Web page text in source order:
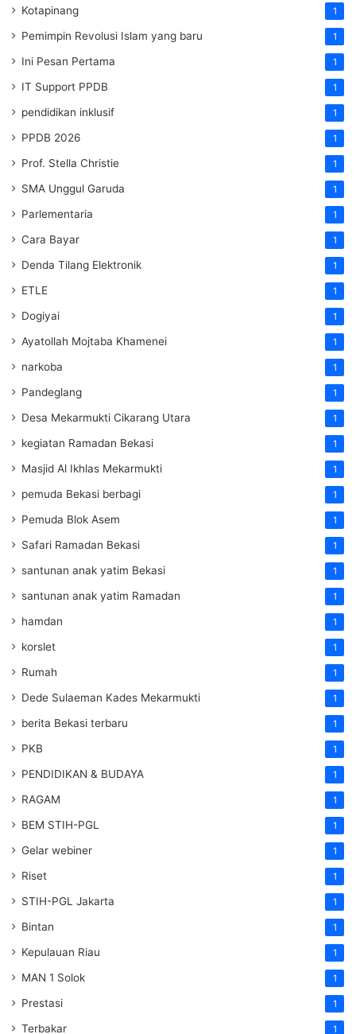
Kotapinang 1
Pemimpin Revolusi Islam yang baru 1
Ini Pesan Pertama 1
IT Support PPDB 1
pendidikan inklusif 1
PPDB 2026 1
Prof. Stella Christie 1
SMA Unggul Garuda 1
Parlementaria 1
Cara Bayar 1
Denda Tilang Elektronik 1
ETLE 1
Dogiyai 1
Ayatollah Mojtaba Khamenei 1
narkoba 1
Pandeglang 1
Desa Mekarmukti Cikarang Utara 1
kegiatan Ramadan Bekasi 1
Masjid Al Ikhlas Mekarmukti 1
pemuda Bekasi berbagi 1
Pemuda Blok Asem 1
Safari Ramadan Bekasi 1
santunan anak yatim Bekasi 1
santunan anak yatim Ramadan 1
hamdan 1
korslet 1
Rumah 1
Dede Sulaeman Kades Mekarmukti 1
berita Bekasi terbaru 1
PKB 1
PENDIDIKAN & BUDAYA 1
RAGAM 1
BEM STIH-PGL 1
Gelar webiner 1
Riset 1
STIH-PGL Jakarta 1
Bintan 1
Kepulauan Riau 1
MAN 1 Solok 1
Prestasi 1
Terbakar 1